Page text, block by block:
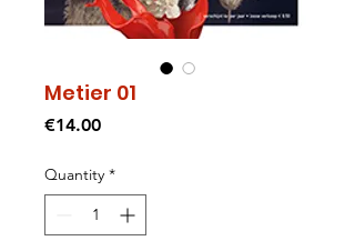
Metier 01
€14.00Price
Quantity *